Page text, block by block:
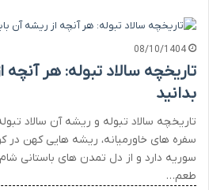
08/10/1404
تاریخچه سالاد تبوله: هر آنچه
بدانید
تاریخچه سالاد تبوله و ریشه آن سالاد
سفره های خاورمیانه، ریشه هایی کهن در
سوریه دارد و از دل تمدن های باستانی شام
طعم…